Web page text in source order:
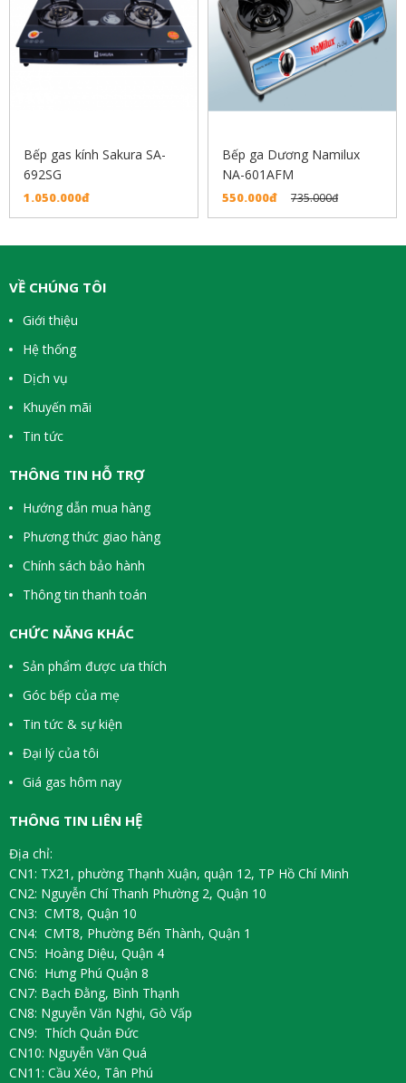
Bếp gas kính Sakura SA-
692SG
1.050.000đ
Bếp ga Dương Namilux
NA-601AFM
550.000đ 735.000đ
VỀ CHÚNG TÔI
Giới thiệu
Hệ thống
Dịch vụ
Khuyến mãi
Tin tức
THÔNG TIN HỖ TRỢ
Hướng dẫn mua hàng
Phương thức giao hàng
Chính sách bảo hành
Thông tin thanh toán
CHỨC NĂNG KHÁC
Sản phẩm được ưa thích
Góc bếp của mẹ
Tin tức & sự kiện
Đại lý của tôi
Giá gas hôm nay
THÔNG TIN LIÊN HỆ
Địa chỉ:
CN1: TX21, phường Thạnh Xuận, quận 12, TP Hồ Chí Minh
CN2: Nguyễn Chí Thanh Phường 2, Quận 10
CN3: CMT8, Quận 10
CN4: CMT8, Phường Bến Thành, Quận 1
CN5: Hoàng Diệu, Quận 4
CN6: Hưng Phú Quận 8
CN7: Bạch Đằng, Bình Thạnh
CN8: Nguyễn Văn Nghi, Gò Vấp
CN9: Thích Quản Đức
CN10: Nguyễn Văn Quá
CN11: Cầu Xéo, Tân Phú